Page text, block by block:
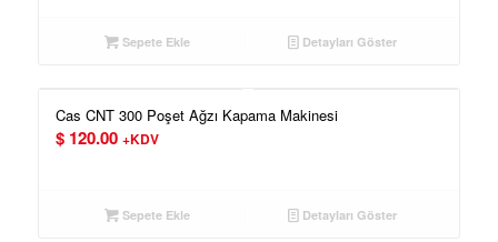
Sepete Ekle Detayları Göster
Cas CNT 300 Poşet Ağzı Kapama Makinesi
$120.00 +KDV
Sepete Ekle Detayları Göster